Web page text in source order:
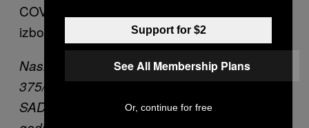
COVID-19 i dugih redova na ovogodišnjim
izborima.
Naslovna fotografija: File Photo by: zz/KGC-
375/STAR MAX/IPx 2019 6/5/19 Predsednik
SAD Donald Tramp na obeležavanju 75
Support for $2
See All Membership Plans
Or, continue for free